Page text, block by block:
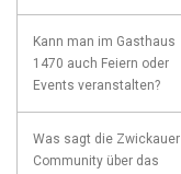
Kann‍ man ‍im Gasthaus
1470 auch Feiern oder
⁣Events⁣ veranstalten?
Was ‍sagt ‍die Zwickauer
Community über das